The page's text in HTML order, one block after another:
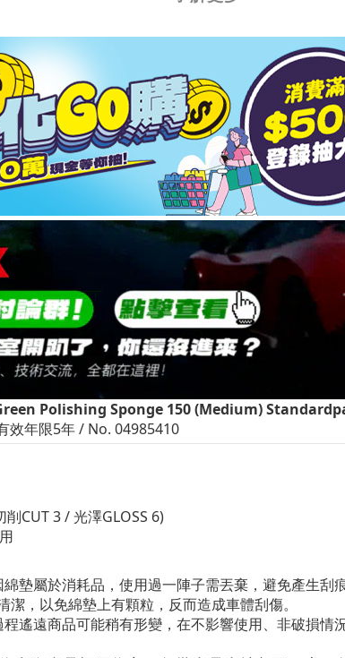
Polishing Sponge 150 (Medium)
效年限5年 / No. 04985410
CUT 3 / 光澤GLOSS 6)
屬於消耗品，使用過一陣子需丟棄，避免產生刮痕
，以免綿墊上有顆粒，反而造成車體刮傷。
遙遠商品可能稍有形變，在不影響使用、非破損情